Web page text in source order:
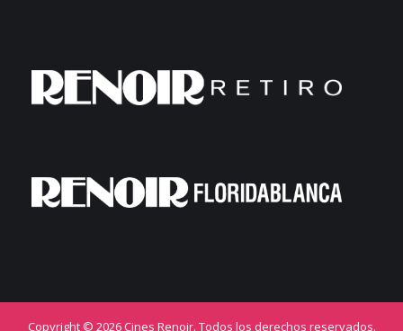
Copyright © 2026 Cines Renoir. Todos los derechos reservados.